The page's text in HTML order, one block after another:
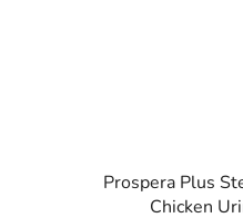
Prospera Plus
Chicken